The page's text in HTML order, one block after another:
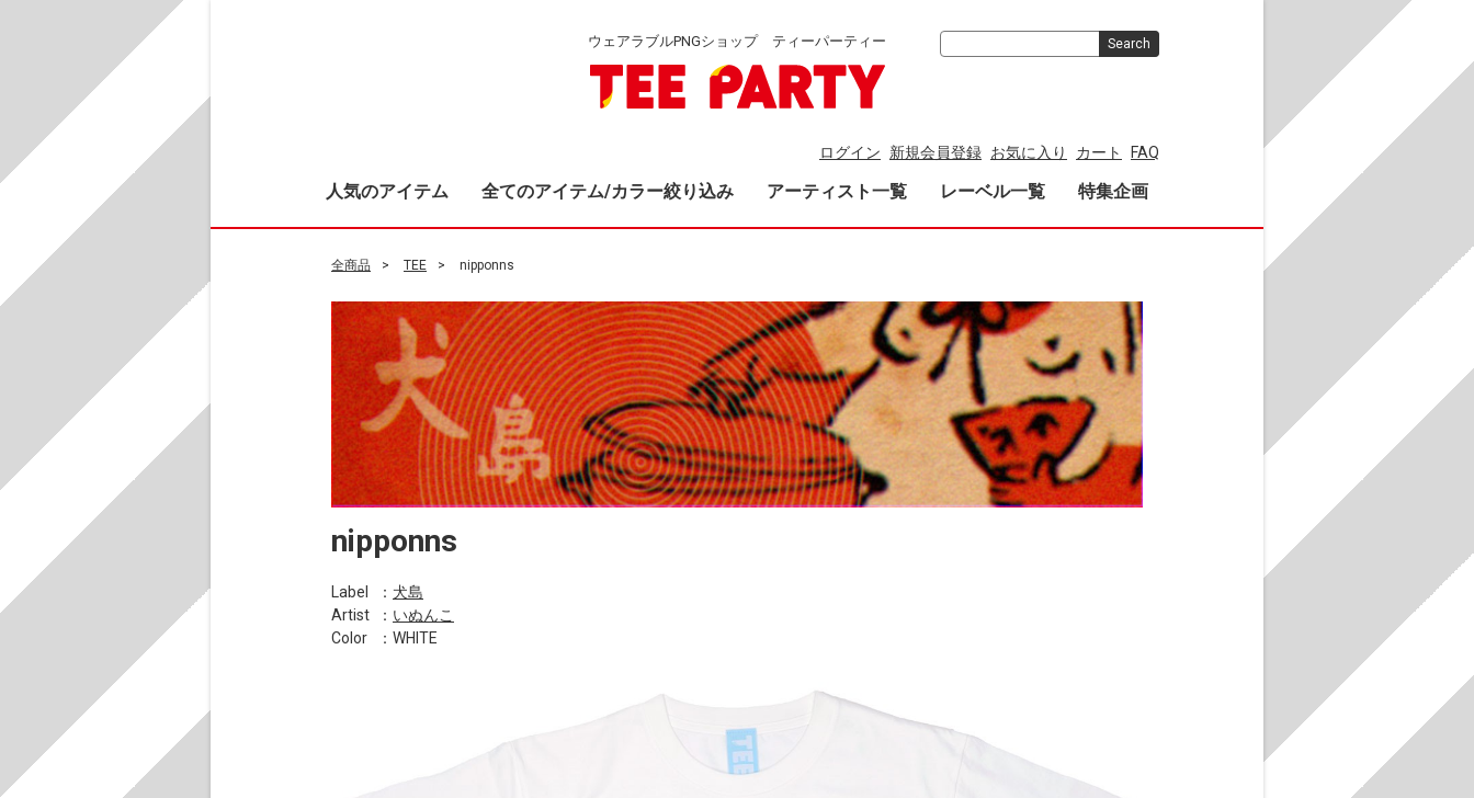
ウェアラブルPNGショップ ティーパーティー
ログイン 新規会員登録 お気に入り カート FAQ
人気のアイテム 全てのアイテム/カラー絞り込み アーティスト一覧 レーベル一覧 特集企画
Search
全商品 TEE nipponns
nipponns
Label ： 犬島
Artist
： いぬんこ
Color
：WHITE